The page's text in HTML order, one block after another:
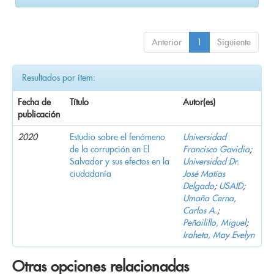
Anterior 1 Siguiente
Resultados por ítem:
Fecha de
publicación
Título Autor(es)
2020
Estudio sobre el fenómeno
de la corrupción en El
Salvador y sus efectos en la
ciudadanía
Universidad
Francisco Gavidia;
Universidad Dr.
José Matías
Delgado; USAID;
Umaña Cerna,
Carlos A.;
Peñailillo, Miguel;
Iraheta, May Evelyn
Otras opciones relacionadas